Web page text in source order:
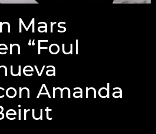
Mars
“Foul
Amanda